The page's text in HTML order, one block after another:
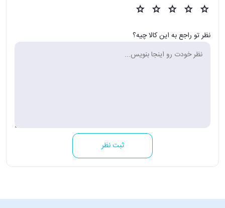
نظر تو راجع به این کالا چیه؟
ثبت نظر